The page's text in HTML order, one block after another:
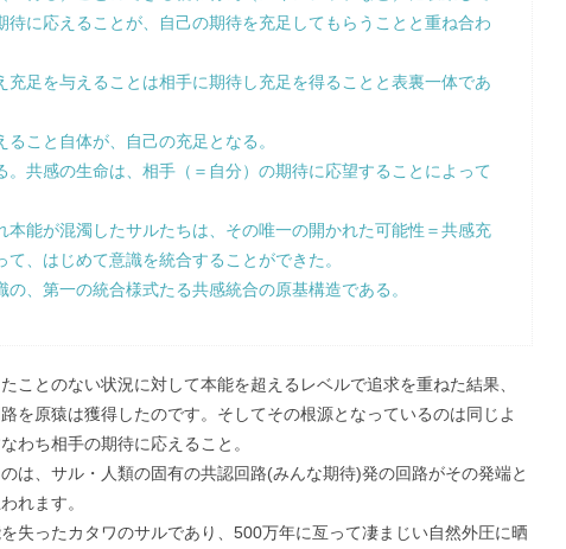
待に応えることが、自己の期待を充足してもらうことと重ね合わ
充足を与えることは相手に期待し充足を得ることと表裏一体であ
こと自体が、自己の充足となる。
。共感の生命は、相手（＝自分）の期待に応望することによって
本能が混濁したサルたちは、その唯一の開かれた可能性＝共感充
、はじめて意識を統合することができた。
の、第一の統合様式たる共感統合の原基構造である。
ことのない状況に対して本能を超えるレベルで追求を重ねた結果、
を原猿は獲得したのです。そしてその根源となっているのは同じよ
わち相手の期待に応えること。
は、サル・人類の固有の共認回路(みんな期待)発の回路がその発端と
れます。
失ったカタワのサルであり、500万年に亙って凄まじい自然外圧に晒